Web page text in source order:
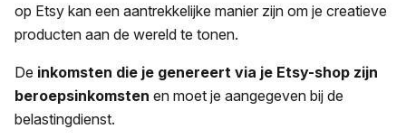
op Etsy kan een aantrekkelijke manier zijn om je creatieve
producten aan de wereld te tonen.
De inkomsten die je genereert via je Etsy-shop zijn
beroepsinkomsten en moet je aangegeven bij de
belastingdienst.